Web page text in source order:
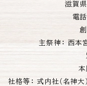
滋賀県
電
主祭神： 西本
本
社格等： 式内社（名神